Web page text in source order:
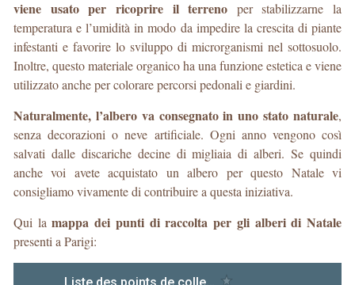
viene usato per ricoprire il terreno per stabilizzarne la
temperatura e l’umidità in modo da impedire la crescita di piante
infestanti e favorire lo sviluppo di microrganismi nel sottosuolo.
Inoltre, questo materiale organico ha una funzione estetica e viene
utilizzato anche per colorare percorsi pedonali e giardini.
Naturalmente, l’albero va consegnato in uno stato naturale,
senza decorazioni o neve artificiale. Ogni anno vengono così
salvati dalle discariche decine di migliaia di alberi. Se quindi
anche voi avete acquistato un albero per questo Natale vi
consigliamo vivamente di contribuire a questa iniziativa.
Qui lamappa dei punti di raccolta per gli alberi di Natale
presenti a Parigi: